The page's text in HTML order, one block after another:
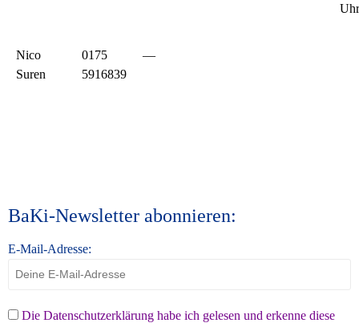
Uhr
Nico
Suren
0175
5916839
—
BaKi-Newsletter abonnieren:
E-Mail-Adresse:
Die Datenschutzerklärung habe ich gelesen und erkenne diese